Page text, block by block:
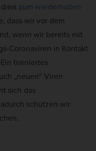
zum wiederholten
dass wir vor dem
wenn wir bereits mit
Coronaviren in Kontakt
trainiertes
„neuen“ Viren
sich das
schützen wir